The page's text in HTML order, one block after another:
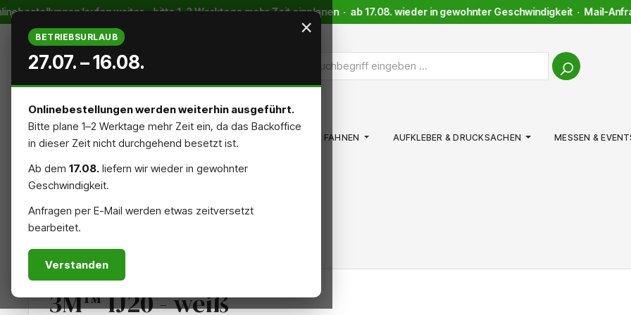
Hauptinhalt springen
Zur Suche springenlaufen weiter – bitte 1–2 Werktage mehr Zeit einplanen · ab 17.08. wieder in gewohnter Geschwindigkeit · Mail-
STARTSEITE AUSSENREKLAME INNENREKLAME FAHNEN AUFKLEBER & DRUCKSACHEN MESSEN &
NACHHALTIG ZUBEHÖR
MATERIALIEN
3M™ IJ20 - weiß
×
BETRIEBSURLAUB
27.07. – 16.08.
Onlinebestellungen werden weiterhin ausgeführt.
Bitte plane 1–2 Werktage mehr Zeit ein, da das Backoffice
in dieser Zeit nicht durchgehend besetzt ist.
Ab dem 17.08. liefern wir wieder in gewohnter
Geschwindigkeit.
Anfragen per E-Mail werden etwas zeitversetzt
bearbeitet.
Verstanden